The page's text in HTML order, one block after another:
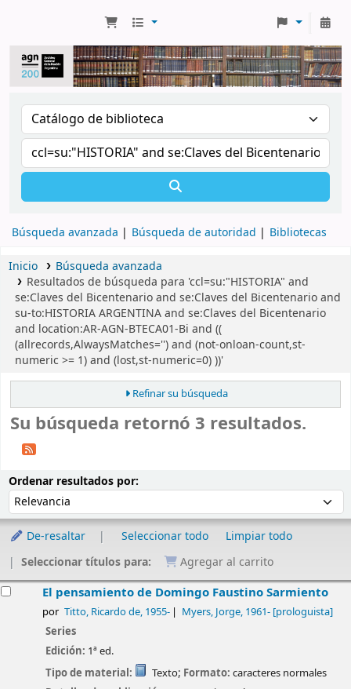
Búsqueda avanzada Búsqueda de autoridad Bibliotecas
Inicio
Búsqueda avanzada
Resultados de búsqueda para 'ccl=su:"HISTORIA" and
se:Claves del Bicentenario and se:Claves del Bicentenario and
su-to:HISTORIA ARGENTINA and se:Claves del Bicentenario
and location:AR-AGN-BTECA01-Bi and ((
(allrecords,AlwaysMatches='') and (not-onloan-count,st-
numeric >= 1) and (lost,st-numeric=0) ))'
Refinar su búsqueda
Su búsqueda retornó 3 resultados.
Ordenar resultados por:
De-resaltar Seleccionar todo
Limpiar todo
Seleccionar títulos para:
Agregar al carrito
El pensamiento de Domingo Faustino Sarmiento
por Titto, Ricardo de, 1955- Myers, Jorge, 1961-[prologuista]
Series
Edición: 1ª ed.
Tipo de material:
Texto; Formato: caracteres normales